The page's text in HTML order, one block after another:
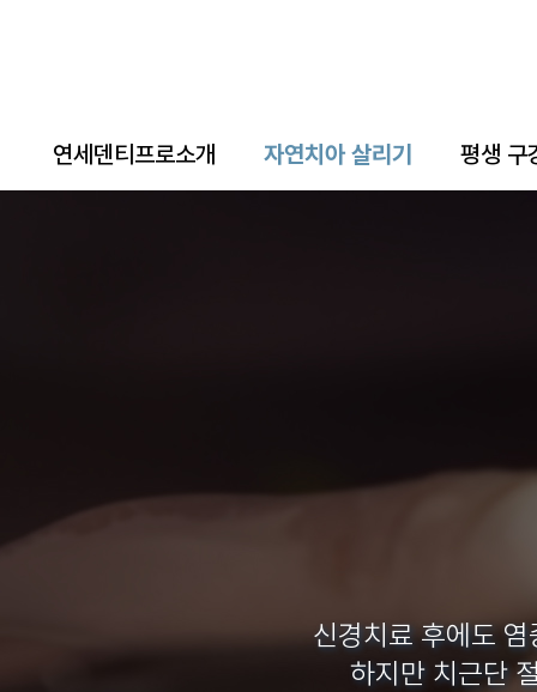
연세덴티프로소개 자연치아 살리기 평생 구
신경치료 후에도
하지만 치근단